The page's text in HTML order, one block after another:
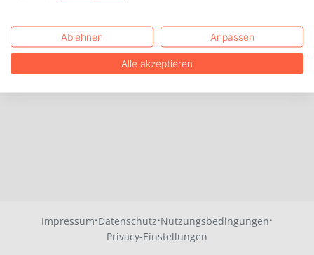
Impressum·Datenschutz·Nutzungsbedingungen·
Privacy-Einstellungen
Ablehnen Anpassen
Alle akzeptieren